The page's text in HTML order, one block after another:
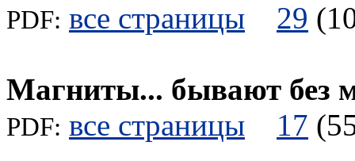
PDF: все страницы 29
Магниты... бывают без
PDF: все страницы 17